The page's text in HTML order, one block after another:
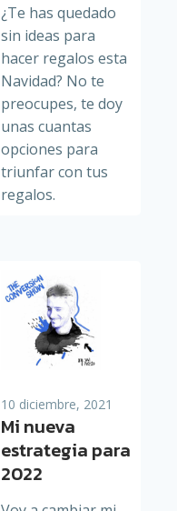
¿Te has quedado
sin ideas para
hacer regalos esta
Navidad? No te
preocupes, te doy
unas cuantas
opciones para
triunfar con tus
regalos.
10 diciembre, 2021
Mi nueva
estrategia para
2022